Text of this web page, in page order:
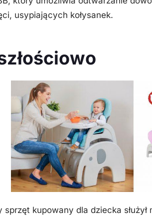
usypiających kołysanek.
kupowany dla dziecka